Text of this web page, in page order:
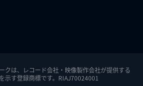
クは、レコード会社・映像製作会社が提供する
示す登録商標です。RIAJ70024001